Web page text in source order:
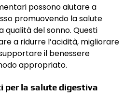
possono aiutare a
promuovendo la salute
qualità del sonno. Questi
a ridurre l’acidità, migliorare
il benessere
appropriato.
per la salute digestiva